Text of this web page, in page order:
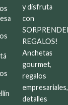
y disfruta
con
REGALOS!
Anchetas
gourmet,
regalos
empresariales,
detalles